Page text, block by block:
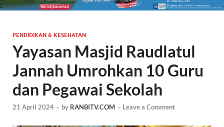
PENDIDIKAN & KESEHATAN
Yayasan Masjid Raudlatul
Jannah Umrohkan 10 Guru
dan Pegawai Sekolah
21 April 2024 - by RANBITV.COM - Leave a Comment